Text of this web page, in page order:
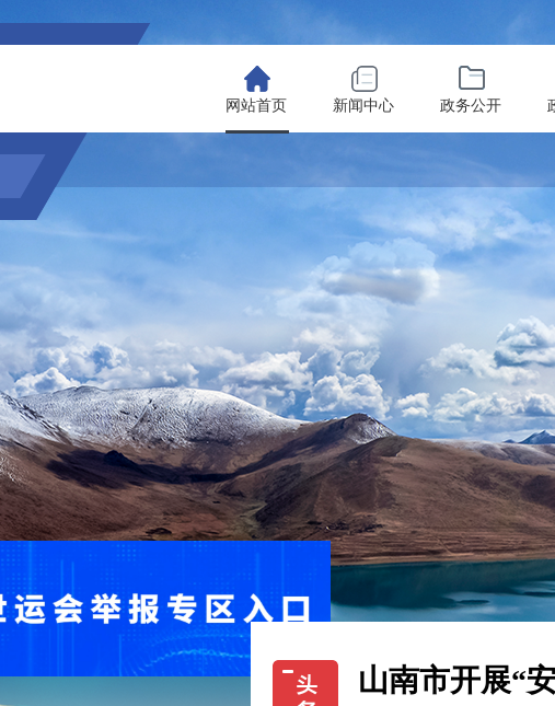
网站首页 新闻中心 政务公开
国务院安委会
委、最高...
从应急管理部获悉，国务院安委会
民法院、最高人民检察院、公安部
山南市开展“